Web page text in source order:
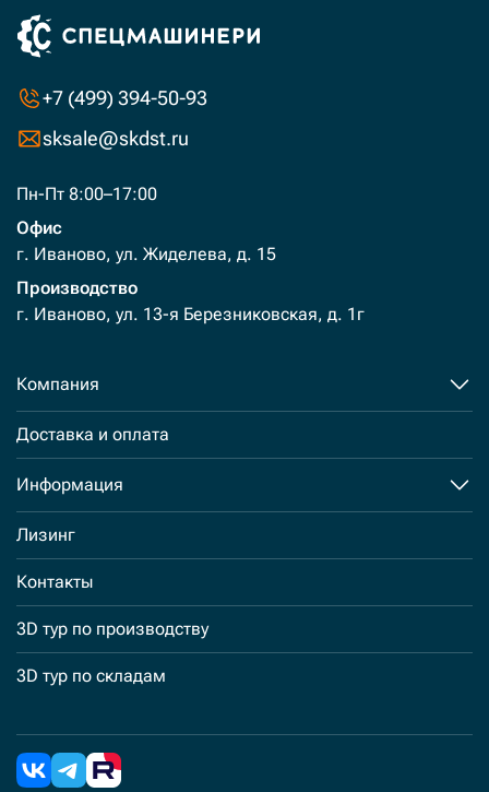
+7 (499) 394-50-93
sksale@skdst.ru
Пн-Пт 8:00–17:00
Офис
г. Иваново, ул. Жиделева, д. 15
Производство
г. Иваново, ул. 13-я Березниковская, д. 1г
Компания
Доставка и оплата
Информация
Лизинг
Контакты
3D тур по производству
3D тур по складам